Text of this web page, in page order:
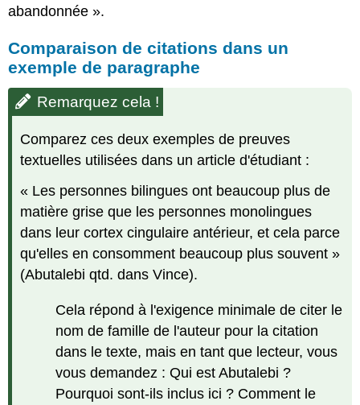
signalement
termes
de
reportage
En
utilisant
Signaler
des
mots
ayant
une
signification
termes
de
reportage
efficaces
abandonnée ».
Comparaison de citations dans un
exemple de paragraphe
Remarquez cela !
Comparez ces deux exemples de preuves
textuelles utilisées dans un article d'étudiant :
« Les personnes bilingues ont beaucoup plus de
matière grise que les personnes monolingues
dans leur cortex cingulaire antérieur, et cela parce
qu'elles en consomment beaucoup plus souvent »
(Abutalebi qtd. dans Vince).
Cela répond à l'exigence minimale de citer le
nom de famille de l'auteur pour la citation
dans le texte, mais en tant que lecteur, vous
vous demandez : Qui est Abutalebi ?
Pourquoi sont-ils inclus ici ? Comment le